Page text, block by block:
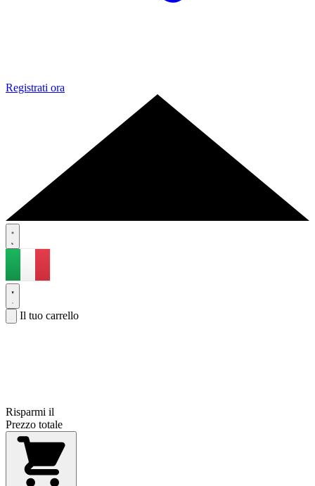
Registrati ora
Il tuo carrello
Risparmi il
Prezzo totale